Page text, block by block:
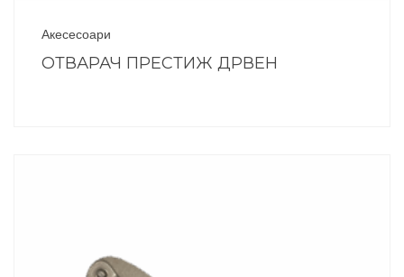
Акесесоари
ОТВАРАЧ ПРЕСТИЖ ДРВЕН